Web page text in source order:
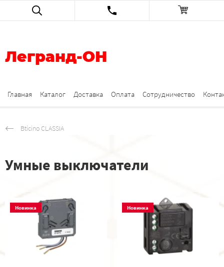
Легранд-ОН
Главная Каталог Доставка Оплата Сотрудничество
Bticino CLASSIA
Умные выключатели
Новинка Новинка